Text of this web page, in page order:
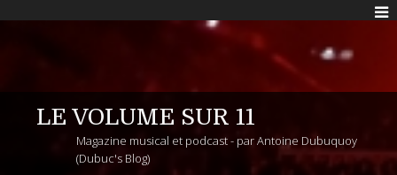
LE VOLUME SUR 11
Magazine musical et podcast - par Antoine Dubuquoy
(Dubuc's Blog)